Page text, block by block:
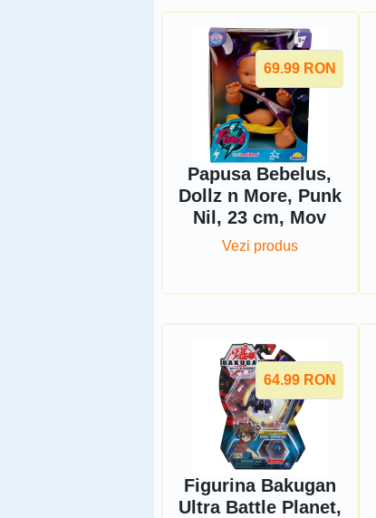
69.99 RON
Papusa Bebelus,
Dollz n More, Punk
Nil, 23 cm, Mov
Vezi produs
64.99 RON
Figurina Bakugan
Ultra Battle Planet,